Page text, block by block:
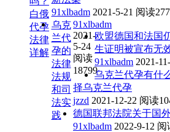
白俄
代孕
法律
详解
91xlbadm 2021-5-21 阅读
乌克
兰代
孕的
法律
法规
和司
法实
践
91xlbadm
2021-
5-24
阅读
18799
欧盟德国和法国
生证明被宣布无
91xlbadm 2021-
乌克兰代孕有什
择乌克兰代孕
jzzd 2021-12-22 阅读
德国联邦法院关于国
91xlbadm 2022-9-12 阅